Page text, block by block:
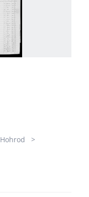
Hohrod